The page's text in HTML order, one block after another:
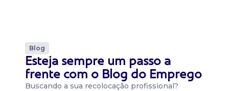
Blog
Esteja sempre um passo a
frente com o Blog do Emprego
Buscando a sua recolocação profissional?